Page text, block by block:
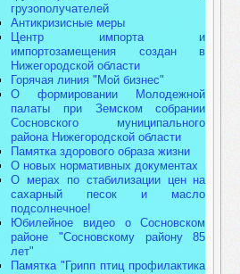
грузополучателей
Антикризисные меры
Центр импорта и
импортозамещения создан в
Нижегородской области
Горячая линия "Мой бизнес"
О формировании Молодежной
палаты при Земском собрании
Сосновского муниципального
района Нижегородской области
Памятка здорового образа жизни
О новых нормативных документах
О мерах по стабилизации цен на
сахарный песок и масло
подсолнечное!
Юбилейное видео о Сосновском
районе "Сосновскому району 85
лет"
Памятка "Грипп птиц профилактика